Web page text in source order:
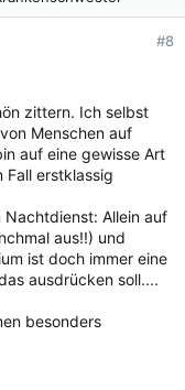
#8
zittern. Ich selbst
Menschen auf
auf eine gewisse Art
Fall erstklassig
Allein auf
aus!!) und
ist doch immer eine
ausdrücken soll....
besonders